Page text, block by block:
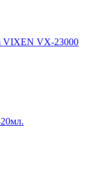
VIXEN VX-23000